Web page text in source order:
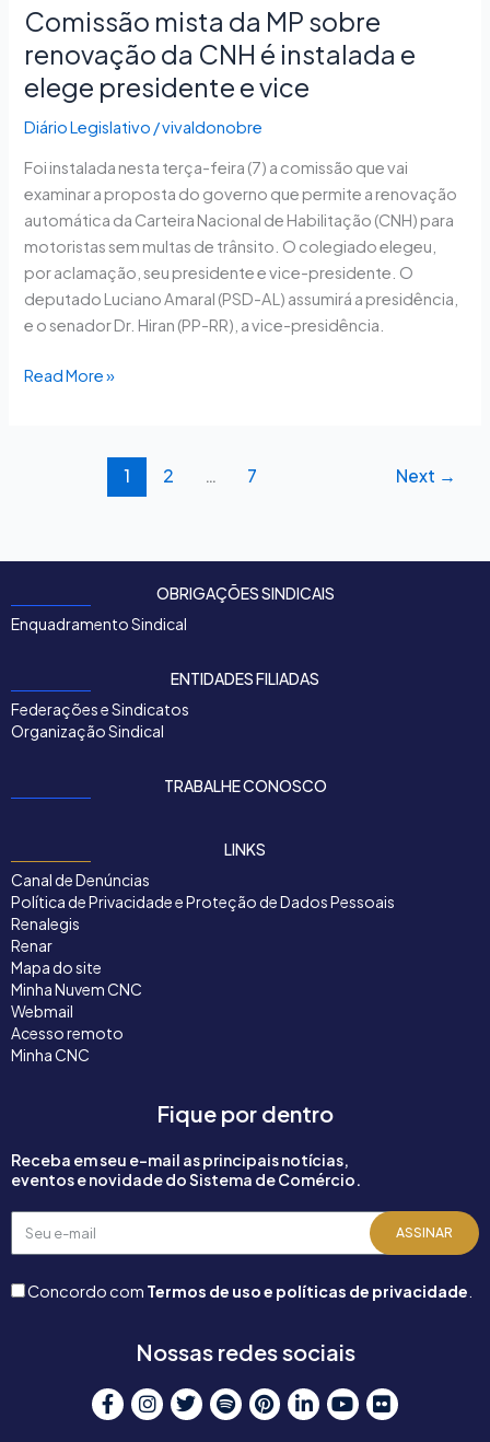
Comissão mista da MP sobre
renovação da CNH é instalada e
elege presidente e vice
Diário Legislativo /vivaldonobre
Foi instalada nesta terça-feira (7) a comissão que vai
examinar a proposta do governo que permite a renovação
automática da Carteira Nacional de Habilitação (CNH) para
motoristas sem multas de trânsito. O colegiado elegeu,
por aclamação, seu presidente e vice-presidente. O
deputado Luciano Amaral (PSD-AL) assumirá a presidência,
e o senador Dr. Hiran (PP-RR), a vice-presidência.
instalada
e
elege
presidente
Read More »
1 2 … 7 Next →
OBRIGAÇÕES SINDICAIS
Enquadramento Sindical
ENTIDADES FILIADAS
Federações e Sindicatos
Organização Sindical
TRABALHE CONOSCO
LINKS
Canal de Denúncias
Política de Privacidade e Proteção de Dados Pessoais
Renalegis
Renar
Mapa do site
Minha Nuvem CNC
Webmail
Acesso remoto
Minha CNC
Fique por dentro
Receba em seu e-mail as principais notícias,
eventos e novidade do Sistema de Comércio.
Seu
e-
ASSINAR
Concordo com Termos de uso e políticas de privacidade
Nossas redes sociais
F
a
I
n
T
w
S
p
P
i
L
i
Y
o
F
l